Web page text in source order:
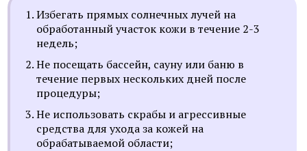
Избегать прямых солнечных лучей на
обработанный участок кожи в течение 2-3
недель;
Не посещать бассейн, сауну или баню в
течение первых нескольких дней после
процедуры;
Не использовать скрабы и агрессивные
средства для ухода за кожей на
обрабатываемой области;